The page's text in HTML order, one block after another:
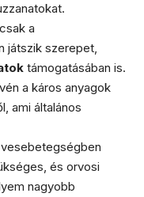
a
játszik szerepet,
támogatásában is.
a káros anyagok
ami általános
és orvosi
nagyobb